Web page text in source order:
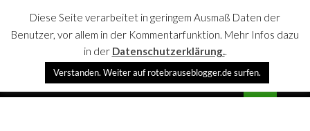
rotebrauseblogger
SPRINGE
Diese Seite verarbeitet in geringem Ausmaß Daten der
Benutzer, vor allem in der Kommentarfunktion. Mehr Infos dazu
in der Datenschutzerklärung..
Verstanden. Weiter auf rotebrauseblogger.de surfen.